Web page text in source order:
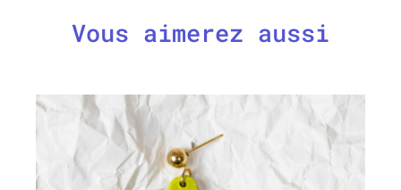
Vous aimerez aussi